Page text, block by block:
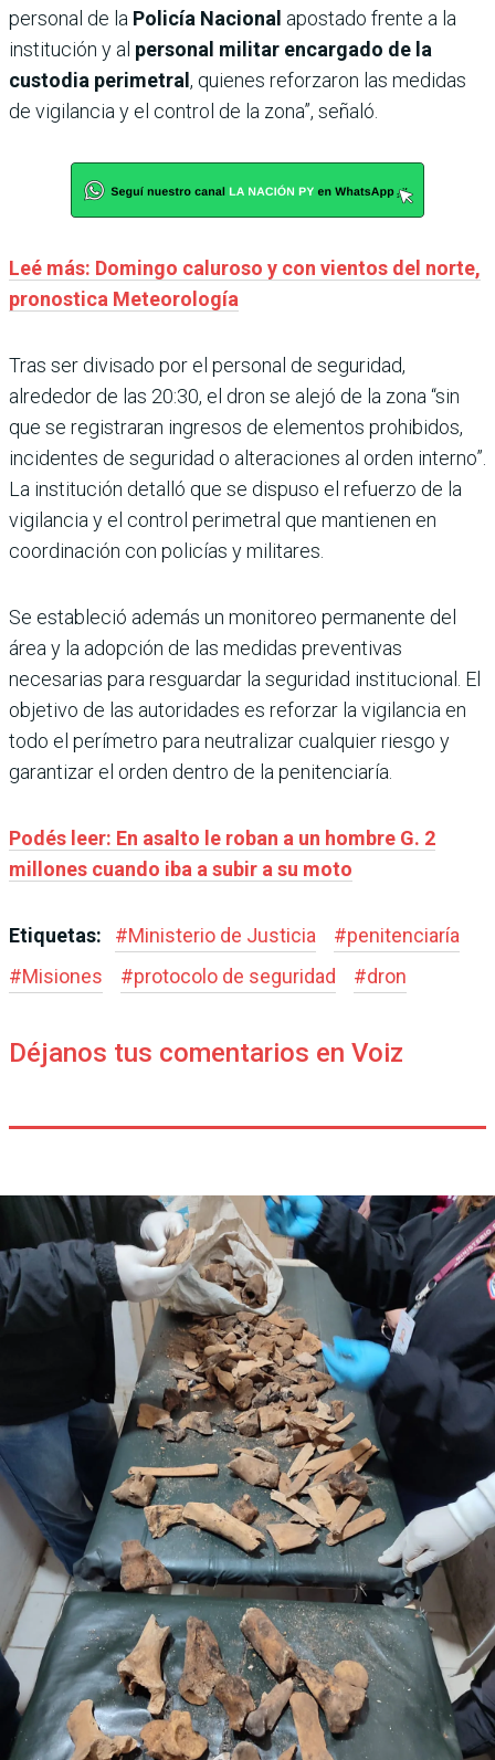
personal de la Policía Nacional apostado frente a la
institución y al personal militar encargado de la
custodia perimetral , quienes reforzaron las medidas
de vigilancia y el control de la zona”, señaló.
Leé más: Domingo caluroso y con vientos del norte,
pronostica Meteorología
Tras ser divisado por el personal de seguridad,
alrededor de las 20:30, el dron se alejó de la zona “sin
que se registraran ingresos de elementos prohibidos,
incidentes de seguridad o alteraciones al orden interno”.
La institución detalló que se dispuso el refuerzo de la
vigilancia y el control perimetral que mantienen en
coordinación con policías y militares.
Se estableció además un monitoreo permanente del
área y la adopción de las medidas preventivas
necesarias para resguardar la seguridad institucional. El
objetivo de las autoridades es reforzar la vigilancia en
todo el perímetro para neutralizar cualquier riesgo y
garantizar el orden dentro de la penitenciaría.
Podés leer: En asalto le roban a un hombre G. 2
millones cuando iba a subir a su moto
Etiquetas: #Ministerio de Justicia #penitenciaría
#Misiones #protocolo de seguridad #dron
Déjanos tus comentarios en Voiz